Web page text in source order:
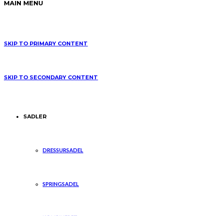
MAIN MENU
SKIP TO PRIMARY CONTENT
SKIP TO SECONDARY CONTENT
SADLER
DRESSURSADEL
SPRINGSADEL